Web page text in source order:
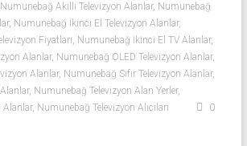
Numunebağ Akıllı Televizyon Alanlar, Numunebağ
, Numunebağ İkinci El Televizyon Alanlar,
Fiyatları, Numunebağ İkinci El TV Alanlar,
Alanlar, Numunebağ OLED Televizyon Alanlar,
Alanlar, Numunebağ Sıfır Televizyon Alanlar,
, Numunebağ Televizyon Alan Yerler,
Alanlar, Numunebağ Televizyon Alıcıları
0